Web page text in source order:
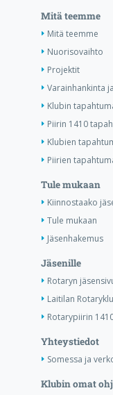
Mitä teemme
Mitä teemme
Nuorisovaihto
Projektit
Varainhankinta
Klubin
Piirin 1410
Klubien
Piirien
Tule mukaan
Kiinnostaako
Tule mukaan
Jäsenhakemus
Jäsenille
Rotaryn
Laitilan
Rotarypiirin
Yhteystiedot
Somessa ja
Klubin omat